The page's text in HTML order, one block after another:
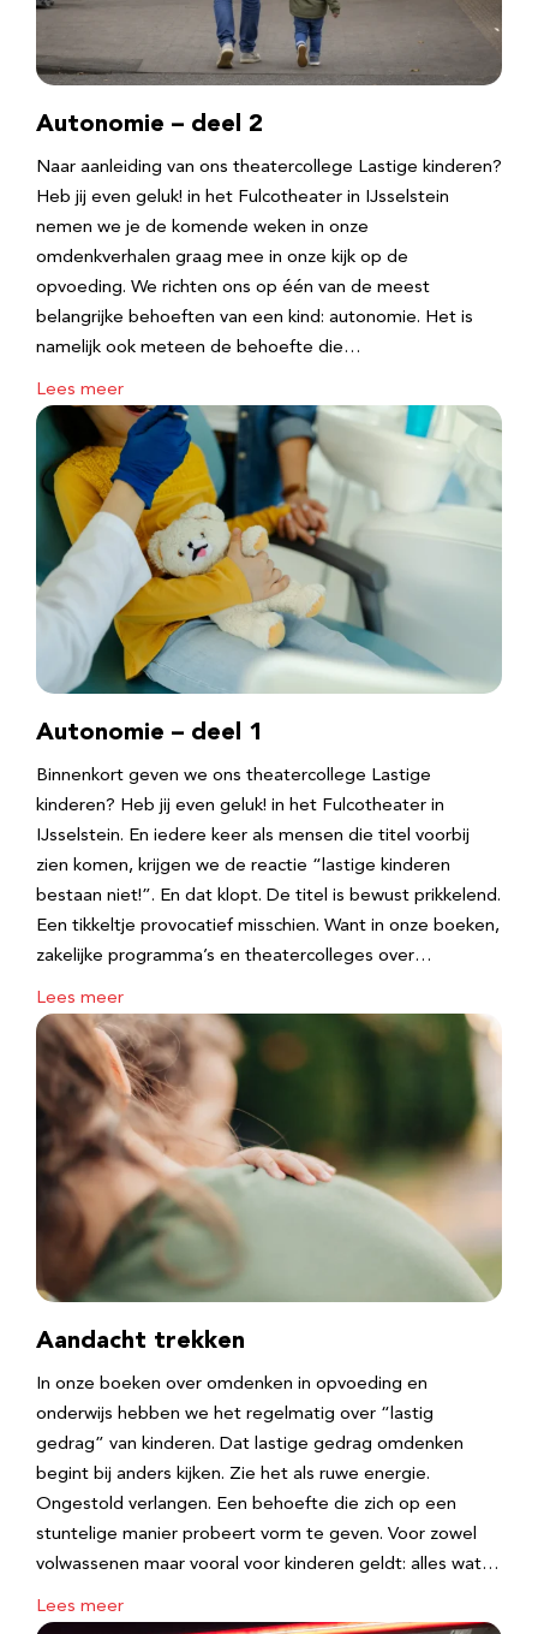
Autonomie – deel 2
Naar aanleiding van ons theatercollege Lastige kinderen?
Heb jij even geluk! in het Fulcotheater in IJsselstein
nemen we je de komende weken in onze
omdenkverhalen graag mee in onze kijk op de
opvoeding. We richten ons op één van de meest
belangrijke behoeften van een kind: autonomie. Het is
namelijk ook meteen de behoefte die…
Lees meer
Autonomie – deel 1
Binnenkort geven we ons theatercollege Lastige
kinderen? Heb jij even geluk! in het Fulcotheater in
IJsselstein. En iedere keer als mensen die titel voorbij
zien komen, krijgen we de reactie “lastige kinderen
bestaan niet!”. En dat klopt. De titel is bewust prikkelend.
Een tikkeltje provocatief misschien. Want in onze boeken,
zakelijke programma’s en theatercolleges over…
Lees meer
Aandacht trekken
In onze boeken over omdenken in opvoeding en
onderwijs hebben we het regelmatig over “lastig
gedrag” van kinderen. Dat lastige gedrag omdenken
begint bij anders kijken. Zie het als ruwe energie.
Ongestold verlangen. Een behoefte die zich op een
stuntelige manier probeert vorm te geven. Voor zowel
volwassenen maar vooral voor kinderen geldt: alles wat…
Lees meer